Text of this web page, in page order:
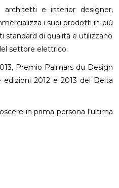
e interior designer,
i suoi prodotti in più
standard di qualità e utilizzano
settore elettrico.
Premio Palmars du Design
2012 e 2013 dei Delta
in prima persona l’ultima